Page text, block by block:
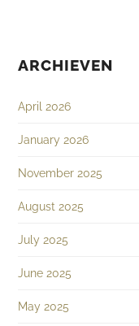
ARCHIEVEN
April 2026
January 2026
November 2025
August 2025
July 2025
June 2025
May 2025